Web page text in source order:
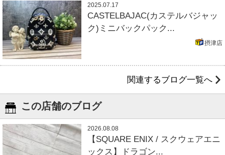
2025.07.17
CASTELBAJAC(カステルバジャッ
ク)ミニバックパック...
摂津店
関連するブログ一覧へ
この店舗のブログ
2026.08.08
【SQUARE ENIX / スクウェアエニ
ックス】ドラゴン...